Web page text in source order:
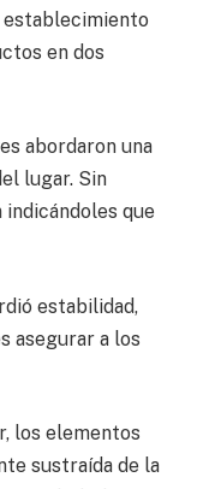
establecimiento
en dos
abordaron una
lugar. Sin
que
estabilidad,
asegurar a los
los elementos
sustraída de la